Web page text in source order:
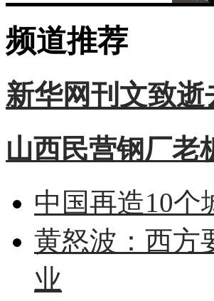
频道推荐
新华网刊文致
山西民营钢厂老
中国再造10个
黄怒波：西方
业